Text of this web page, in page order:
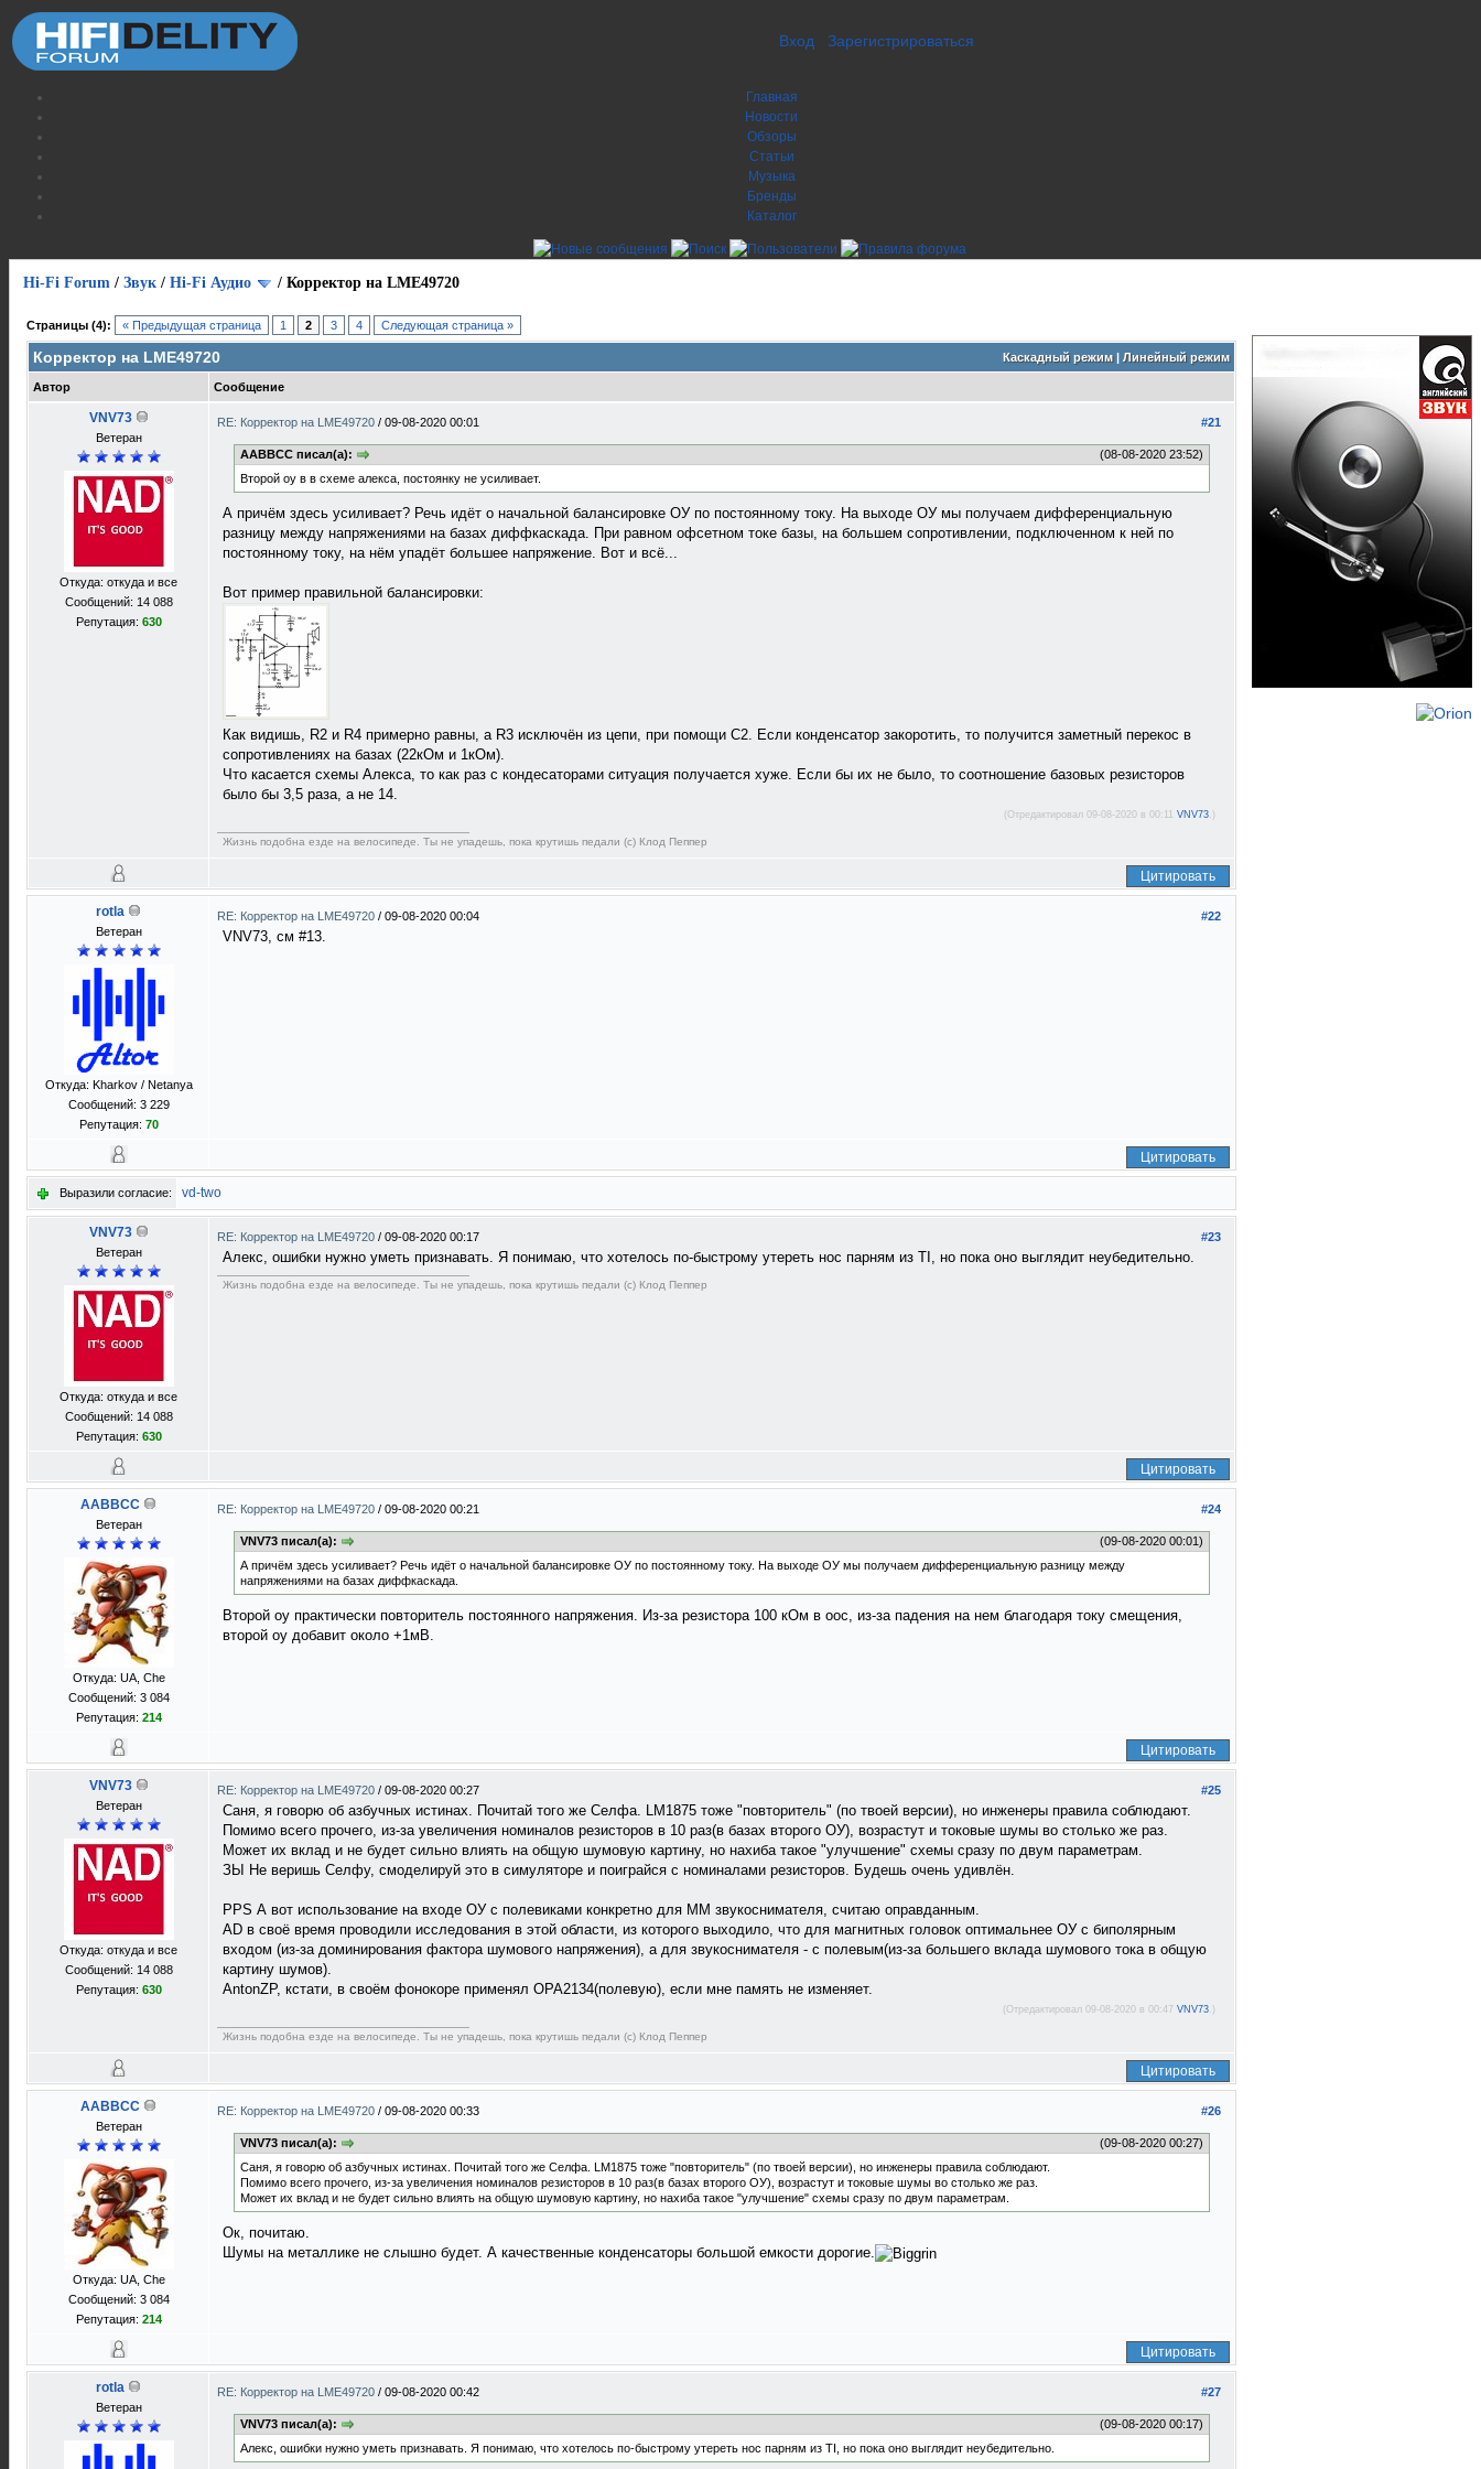
Вход Зарегистрироваться
Главная
Новости
Обзоры
Статьи
Музыка
Бренды
Каталог
Hi-Fi Forum / Звук / Hi-Fi Аудио / Корректор на LME49720
Страницы (4): « Предыдущая страница 1 2 3 4 Следующая страница »
Каскадный режим| Линейный режим
Корректор на LME49720
Автор Сообщение
VNV73
Ветеран
Откуда: откуда и все
Сообщений: 14 088
Репутация: 630
#21
RE: Корректор на LME49720 / 09-08-2020 00:01
(08-08-2020 23:52)
AABBCC писал(а):
Второй оу в в схеме алекса, постоянку не усиливает.
А причём здесь усиливает? Речь идёт о начальной балансировке ОУ по постоянному току. На выходе ОУ мы получаем дифференциальную
разницу между напряжениями на базах диффкаскада. При равном офсетном токе базы, на большем сопротивлении, подключенном к ней по
постоянному току, на нём упадёт большее напряжение. Вот и всё...
Вот пример правильной балансировки:
Как видишь, R2 и R4 примерно равны, а R3 исключён из цепи, при помощи С2. Если конденсатор закоротить, то получится заметный перекос в
сопротивлениях на базах (22кОм и 1кОм).
Что касается схемы Алекса, то как раз с кондесаторами ситуация получается хуже. Если бы их не было, то соотношение базовых резисторов
было бы 3,5 раза, а не 14.
(Отредактировал 09-08-2020 в 00:11 VNV73.)
Жизнь подобна езде на велосипеде. Ты не упадешь, пока крутишь педали (с) Клод Пеппер
Цитировать
rotla
Ветеран
Откуда: Kharkov / Netanya
Сообщений: 3 229
Репутация: 70
#22
RE: Корректор на LME49720 / 09-08-2020 00:04
VNV73, см #13.
Цитировать
Выразили согласие: vd-two
VNV73
Ветеран
Откуда: откуда и все
Сообщений: 14 088
Репутация: 630
#23
RE: Корректор на LME49720 / 09-08-2020 00:17
Алекс, ошибки нужно уметь признавать. Я понимаю, что хотелось по-быстрому утереть нос парням из TI, но пока оно выглядит неубедительно.
Жизнь подобна езде на велосипеде. Ты не упадешь, пока крутишь педали (с) Клод Пеппер
Цитировать
AABBCC
Ветеран
Откуда: UA, Che
Сообщений: 3 084
Репутация: 214
#24
RE: Корректор на LME49720 / 09-08-2020 00:21
(09-08-2020 00:01)
VNV73 писал(а):
А причём здесь усиливает? Речь идёт о начальной балансировке ОУ по постоянному току. На выходе ОУ мы получаем дифференциальную разницу между
напряжениями на базах диффкаскада.
Второй оу практически повторитель постоянного напряжения. Из-за резистора 100 кОм в оос, из-за падения на нем благодаря току смещения,
второй оу добавит около +1мВ.
Цитировать
VNV73
Ветеран
Откуда: откуда и все
Сообщений: 14 088
Репутация: 630
#25
RE: Корректор на LME49720 / 09-08-2020 00:27
Саня, я говорю об азбучных истинах. Почитай того же Селфа. LM1875 тоже "повторитель" (по твоей версии), но инженеры правила соблюдают.
Помимо всего прочего, из-за увеличения номиналов резисторов в 10 раз(в базах второго ОУ), возрастут и токовые шумы во столько же раз.
Может их вклад и не будет сильно влиять на общую шумовую картину, но нахиба такое "улучшение" схемы сразу по двум параметрам.
ЗЫ Не веришь Селфу, смоделируй это в симуляторе и поиграйся с номиналами резисторов. Будешь очень удивлён.
PPS А вот использование на входе ОУ с полевиками конкретно для ММ звукоснимателя, считаю оправданным.
AD в своё время проводили исследования в этой области, из которого выходило, что для магнитных головок оптимальнее ОУ с биполярным
входом (из-за доминирования фактора шумового напряжения), а для звукоснимателя - с полевым(из-за большего вклада шумового тока в общую
картину шумов).
AntonZP, кстати, в своём фонокоре применял ОРА2134(полевую), если мне память не изменяет.
(Отредактировал 09-08-2020 в 00:47 VNV73.)
Жизнь подобна езде на велосипеде. Ты не упадешь, пока крутишь педали (с) Клод Пеппер
Цитировать
AABBCC
Ветеран
Откуда: UA, Che
Сообщений: 3 084
Репутация: 214
#26
RE: Корректор на LME49720 / 09-08-2020 00:33
(09-08-2020 00:27)
VNV73 писал(а):
Саня, я говорю об азбучных истинах. Почитай того же Селфа. LM1875 тоже "повторитель" (по твоей версии), но инженеры правила соблюдают.
Помимо всего прочего, из-за увеличения номиналов резисторов в 10 раз(в базах второго ОУ), возрастут и токовые шумы во столько же раз.
Может их вклад и не будет сильно влиять на общую шумовую картину, но нахиба такое "улучшение" схемы сразу по двум параметрам.
Ок, почитаю.
Шумы на металлике не слышно будет. А качественные конденсаторы большой емкости дорогие.
Цитировать
rotla
Ветеран
#27
RE: Корректор на LME49720 / 09-08-2020 00:42
(09-08-2020 00:17)
VNV73 писал(а):
Алекс, ошибки нужно уметь признавать. Я понимаю, что хотелось по-быстрому утереть нос парням из TI, но пока оно выглядит неубедительно.